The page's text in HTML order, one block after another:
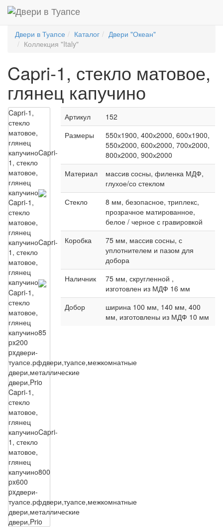
Двери в Туапсе Каталог
Двери "Океан"
Коллекция "Italy"
Capri-1, стекло матовое,
глянец капучино
Capri-1,
стекло
матовое,
глянец
капучиноCapri-
1, стекло
матовое,
глянец
капучино
Capri-1,
стекло
матовое,
глянец
капучиноCapri-
1, стекло
матовое,
глянец
капучино
Capri-1,
стекло
матовое,
глянец
капучино85
px200
pxдвери-
туапсе.рфдвери,туапсе,межкомнатные
двери,металлические
двери,Prio
Capri-1,
стекло
матовое,
глянец
капучиноCapri-
1, стекло
матовое,
глянец
капучино800
px600
pxдвери-
туапсе.рфдвери,туапсе,межкомнатные
двери,металлические
двери,Prio
Артикул
152
Размеры
550х1900, 400х2000, 600х1900,
550х2000, 600х2000, 700х2000,
800х2000, 900х2000
Материал
массив сосны, филенка МДФ,
глухое/со стеклом
Стекло
8 мм, безопасное, триплекс,
прозрачное матированное,
белое / черное с гравировкой
Коробка
75 мм, массив сосны, с
уплотнителем и пазом для
добора
Наличник
75 мм, скругленной ,
изготовлен из МДФ 16 мм
Добор
ширина 100 мм, 140 мм, 400
мм, изготовлены из МДФ 10 мм